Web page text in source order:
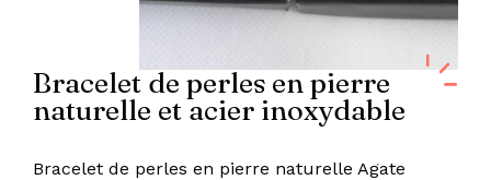
Bracelet de perles en pierre
naturelle et acier inoxydable
Bracelet de perles en pierre naturelle Agate